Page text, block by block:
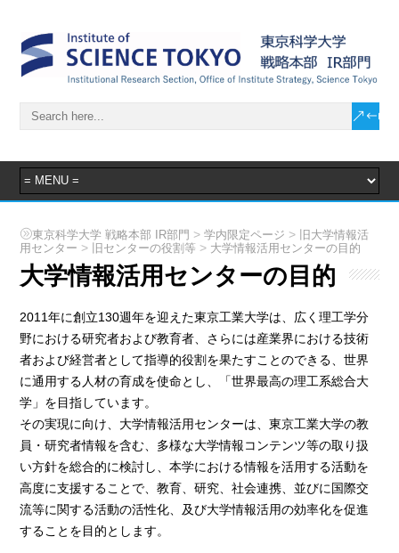
東京科学大学 戦略本部 IR部門 >学内限定ページ >
旧大学情報活
用センター > 旧センターの役割等 > 大学情報活用センターの目的
大学情報活用センターの目的
2011年に創立130週年を迎えた東京工業大学は、広く理工学分
野における研究者および教育者、さらには産業界における技術
者および経営者として指導的役割を果たすことのできる、世界
に通用する人材の育成を使命とし、「世界最高の理工系総合大
学」を目指しています。
その実現に向け、大学情報活用センターは、東京工業大学の教
員・研究者情報を含む、多様な大学情報コンテンツ等の取り扱
い方針を総合的に検討し、本学における情報を活用する活動を
高度に支援することで、教育、研究、社会連携、並びに国際交
流等に関する活動の活性化、及び大学情報活用の効率化を促進
することを目的とします。